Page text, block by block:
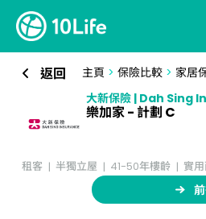
返回 主頁 > 保險比較> 家居
大新保險 | Dah Sing
樂加家 - 計劃 C
租客 半獨立屋 41-50年樓齡 實